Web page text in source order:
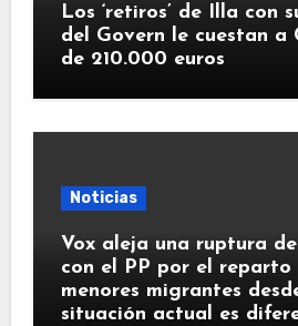
Los ‘retiros’ de Illa con
del Govern le cuestan a
de 210.000 euros
Noticias
Vox aleja una ruptura
con el PP por el reparto
menores migrantes
situación actual es